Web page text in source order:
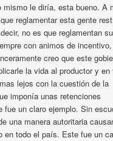
mismo le diría, esta bueno. A
reglamentar esta gente
no es que reglamentan su
con animos de
creo que este
la vida al productor y en
lejos con la cuestión de la
imponía unas retenciones
fue un claro ejemplo. Sin
una manera autoritaria
en todo el país. Este fue un